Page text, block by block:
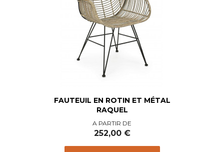
FAUTEUIL EN ROTIN ET MÉTAL
RAQUEL
Prix
A PARTIR DE
252,00 €